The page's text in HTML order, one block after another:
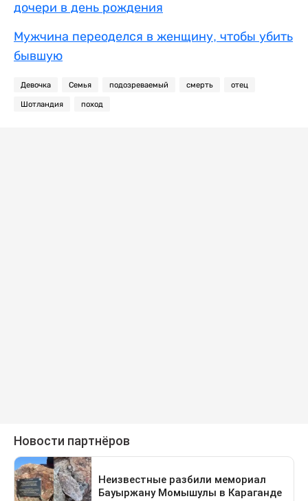
дочери в день рождения
Мужчина переоделся в женщину, чтобы убить
бывшую
Девочка Семья подозреваемый смерть отец
Шотландия поход